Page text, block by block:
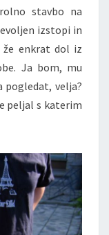
stavbo na
izstopi in
že enkrat dol iz
Ja bom, mu
pogledat, velja?
peljal s katerim